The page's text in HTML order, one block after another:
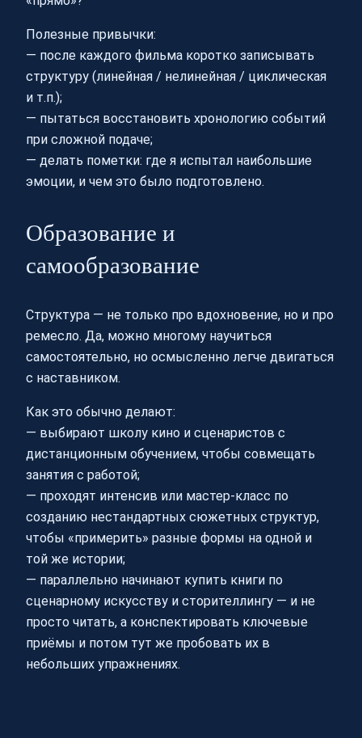
Полезные привычки:
— после каждого фильма коротко записывать
структуру (линейная / нелинейная / циклическая
и т.п.);
— пытаться восстановить хронологию событий
при сложной подаче;
— делать пометки: где я испытал наибольшие
эмоции, и чем это было подготовлено.
Образование и
самообразование
Структура — не только про вдохновение, но и про
ремесло. Да, можно многому научиться
самостоятельно, но осмысленно легче двигаться
с наставником.
Как это обычно делают:
— выбирают школу кино и сценаристов с
дистанционным обучением, чтобы совмещать
занятия с работой;
— проходят интенсив или мастер-класс по
созданию нестандартных сюжетных структур,
чтобы «примерить» разные формы на одной и
той же истории;
— параллельно начинают купить книги по
сценарному искусству и сторителлингу — и не
просто читать, а конспектировать ключевые
приёмы и потом тут же пробовать их в
небольших упражнениях.